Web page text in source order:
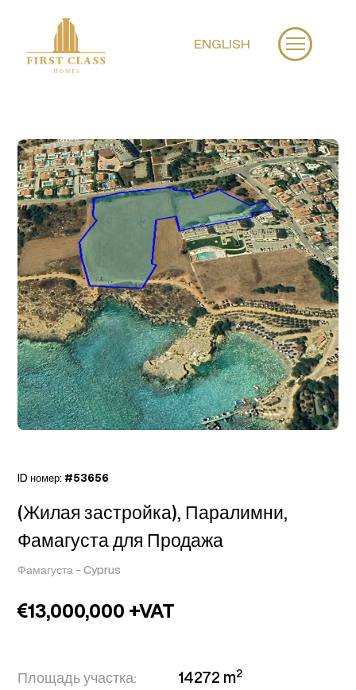
ENGLISH
ID номер: #53656
13,000,000 +VAT
Фамагуста -Cyprus
(Жилая застройка), Паралимни,
Фамагуста для Продажа
Площадь участка: 14272 m2